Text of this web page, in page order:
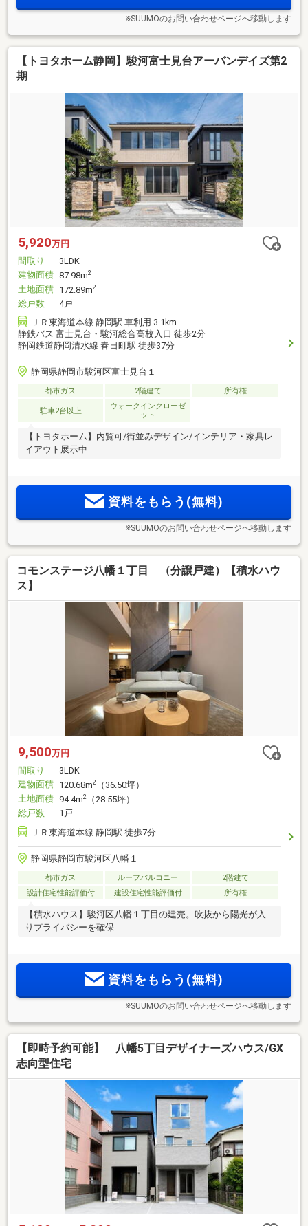
※SUUMOのお問い合わせページへ移動します
【トヨタホーム静岡】駿河富士見台アーバンデイズ第2
期
5,920万円
間取り
3LDK
建物面積 87.98m2
土地面積 172.89m2
総戸数
4戸
ＪＲ東海道本線 静岡駅 車利用 3.1km
静鉄バス 富士見台・駿河総合高校入口 徒歩2分
静岡鉄道静岡清水線 春日町駅 徒歩37分
静岡県静岡市駿河区富士見台１
都市ガス 2階建て 所有権
駐車2台以上
ウォークインクローゼ
ット
【トヨタホーム】内覧可/街並みデザイン/インテリア・家具レ
イアウト展示中
資料をもらう(無料)
※SUUMOのお問い合わせページへ移動します
コモンステージ八幡１丁目 （分譲戸建）【積水ハウ
ス】
9,500万円
間取り
3LDK
建物面積 120.68m2
（36.50坪）
土地面積 94.4m2
（28.55坪）
総戸数
1戸
ＪＲ東海道本線 静岡駅 徒歩7分
静岡県静岡市駿河区八幡１
都市ガス ルーフバルコニー
2階建て
設計住宅性能評価付
建設住宅性能評価付 所有権
【積水ハウス】駿河区八幡１丁目の建売。吹抜から陽光が入
りプライバシーを確保
資料をもらう(無料)
※SUUMOのお問い合わせページへ移動します
【即時予約可能】 八幡5丁目デザイナーズハウス/GX
志向型住宅